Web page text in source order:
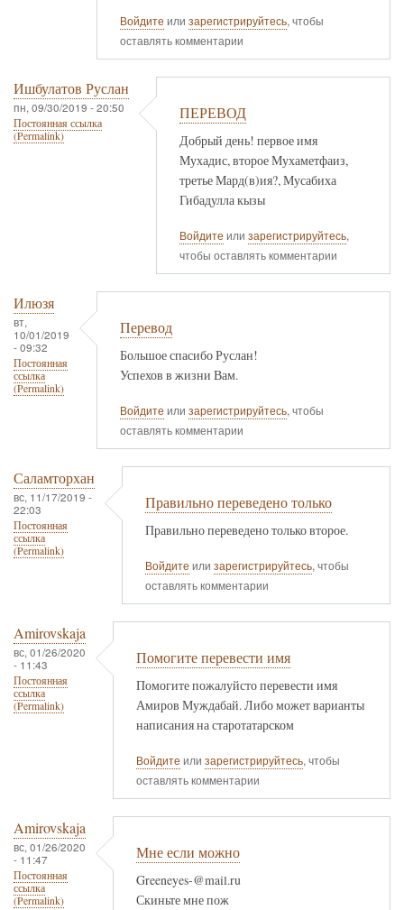
Войдите или зарегистрируйтесь, чтобы
оставлять комментарии
Ишбулатов Руслан
пн, 09/30/2019 - 20:50
Постоянная ссылка
(Permalink)
ПЕРЕВОД
Добрый день! первое имя
Мухадис, второе Мухаметфаиз,
третье Мард(в)ия?, Мусабиха
Гибадулла кызы
Войдите или зарегистрируйтесь,
чтобы оставлять комментарии
Илюзя
вт,
10/01/2019
- 09:32
Постоянная
ссылка
(Permalink)
Перевод
Большое спасибо Руслан!
Успехов в жизни Вам.
Войдите или зарегистрируйтесь, чтобы
оставлять комментарии
Саламторхан
вс, 11/17/2019 -
22:03
Постоянная
ссылка
(Permalink)
Правильно переведено только
Правильно переведено только второе.
Войдите или зарегистрируйтесь, чтобы
оставлять комментарии
Amirovskaja
вс, 01/26/2020
- 11:43
Постоянная
ссылка
(Permalink)
Помогите перевести имя
Помогите пожалуйсто перевести имя
Амиров Муждабай. Либо может варианты
написания на старотатарском
Войдите или зарегистрируйтесь, чтобы
оставлять комментарии
Amirovskaja
вс, 01/26/2020
- 11:47
Постоянная
ссылка
(Permalink)
Мне если можно
Greeneyes-@mail.ru
Скиньте мне пож